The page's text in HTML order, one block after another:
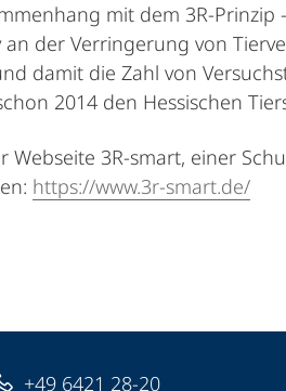
mit dem 3R-Prinzip
der Verringerung von
damit die Zahl von
2014 den Hessischen
3R-smart, einer
https://www.3r-smart.de/
+49 6421 28-20